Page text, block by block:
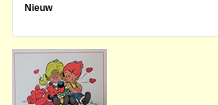
Nieuw